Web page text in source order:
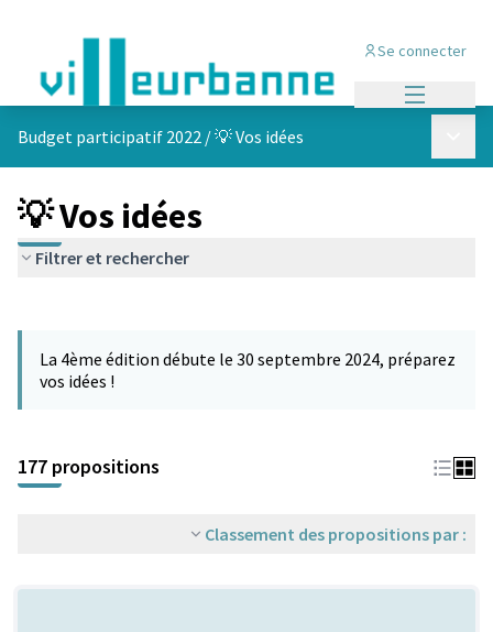
Se connecter
Budget participatif 2022 /💡 Vos idées
💡 Vos idées
Filtrer et rechercher
−
La 4ème édition débute le 30 septembre 2024, préparez
vos idées !
177 propositions
Classement des propositions par :